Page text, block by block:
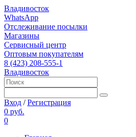
Владивосток
WhatsApp
Отслеживание посылки
Магазины
Сервисный центр
Оптовым покупателям
8 (423) 208-555-1
Владивосток
Вход /Регистрация
0 руб.
0